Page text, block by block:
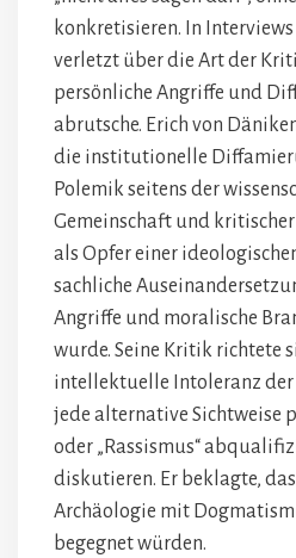
konkretisieren. In
verletzt über die Art der
persönliche Angriffe und
abrutsche. Erich von
die institutionelle
Polemik seitens der
Gemeinschaft und kritischer
als Opfer einer
sachliche
Angriffe und moralische
wurde. Seine Kritik richtete
intellektuelle Intoleranz der
jede alternative Sichtweise
oder „Rassismus“
diskutieren. Er beklagte,
Archäologie mit
begegnet würden.